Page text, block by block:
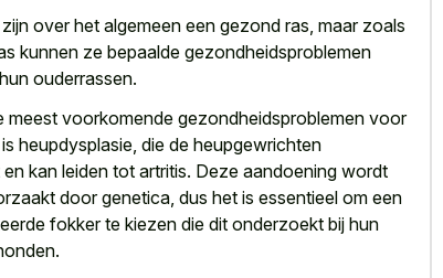
over het algemeen een gezond ras, maar zoals
kunnen ze bepaalde gezondheidsproblemen
ouderrassen.
meest voorkomende gezondheidsproblemen voor
heupdysplasie, die de heupgewrichten
kan leiden tot artritis. Deze aandoening wordt
door genetica, dus het is essentieel om een
fokker te kiezen die dit onderzoekt bij hun